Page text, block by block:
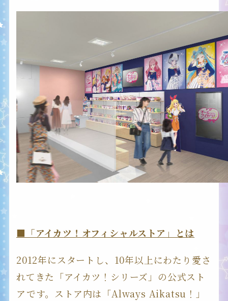
■「アイカツ！オフィシャルストア」とは
2012年にスタートし、10年以上にわたり愛さ
れてきた「アイカツ！シリーズ」の公式スト
アです。ストア内は「Always Aikatsu！」